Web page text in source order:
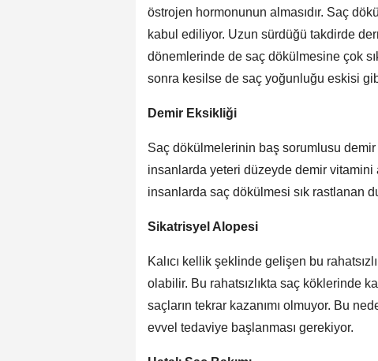
östrojen hormonunun almasıdır. Saç
kabul ediliyor. Uzun sürdüğü takdirde
dönemlerinde de saç dökülmesine çok
sonra kesilse de saç yoğunluğu eskisi
Demir Eksikliği
Saç dökülmelerinin baş sorumlusu demir
insanlarda yeteri düzeyde demir vitamini
insanlarda saç dökülmesi sık rastlanan
Sikatrisyel Alopesi
Kalıcı kellik şeklinde gelişen bu
olabilir. Bu rahatsızlıkta saç köklerinde
saçların tekrar kazanımı olmuyor. Bu
evvel tedaviye başlanması gerekiyor.